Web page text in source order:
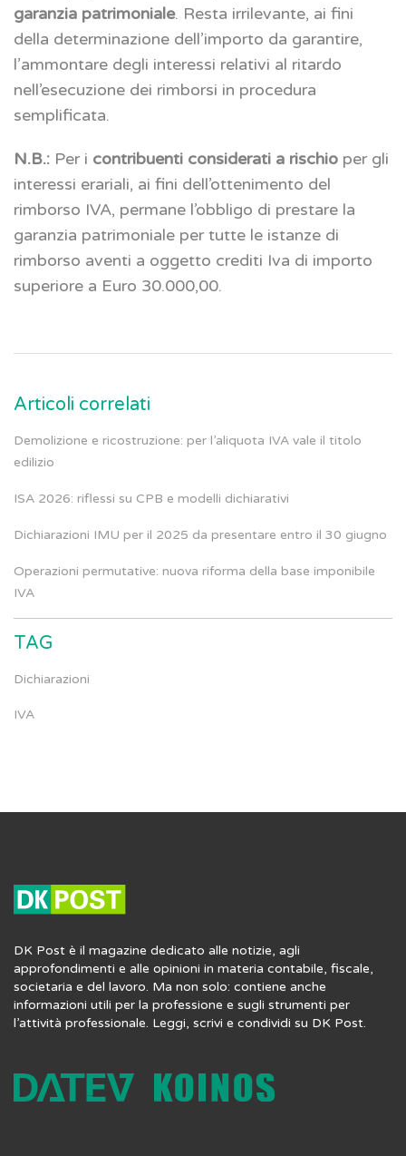
garanzia patrimoniale. Resta irrilevante, ai fini
della determinazione dell’importo da garantire,
l’ammontare degli interessi relativi al ritardo
nell’esecuzione dei rimborsi in procedura
semplificata.
N.B.: Per i contribuenti considerati a rischio per gli
interessi erariali, ai fini dell’ottenimento del
rimborso IVA, permane l’obbligo di prestare la
garanzia patrimoniale per tutte le istanze di
rimborso aventi a oggetto crediti Iva di importo
superiore a Euro 30.000,00.
Articoli correlati
Demolizione e ricostruzione: per l’aliquota IVA vale il titolo
edilizio
ISA 2026: riflessi su CPB e modelli dichiarativi
Dichiarazioni IMU per il 2025 da presentare entro il 30 giugno
Operazioni permutative: nuova riforma della base imponibile
IVA
TAG
Dichiarazioni
IVA
DK Post è il magazine dedicato alle notizie, agli
approfondimenti e alle opinioni in materia contabile, fiscale,
societaria e del lavoro. Ma non solo: contiene anche
informazioni utili per la professione e sugli strumenti per
l’attività professionale. Leggi, scrivi e condividi su DK Post.